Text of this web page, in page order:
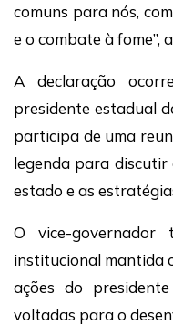
comuns para nós,
e o combate à fome”,
A declaração
presidente estadual
participa de uma
legenda para
estado e as
O vice-governador
institucional mantida
ações do presidente
voltadas para o